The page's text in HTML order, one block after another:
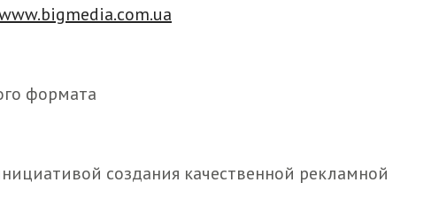
формата
создания качественной рекламной